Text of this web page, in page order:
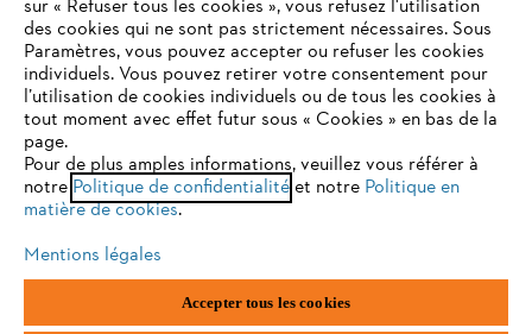
Politique de protection des données
Mentions légales Utilisation des cookies
Informations juridiques
ANDREAS STIHL NV, Veurtstraat 117, 2870 Puurs-Sint-Amands,
België/Belgique
VAT Number: BE 0427.714.768
N'EST PLUS PRIS EN CHARGE
Vous utilisez un navigateur Internet que nous ne prenons plus
en charge, et certaines fonctionnalités de notre site ne
peuvent fonctionner correctement. Pour une utilisation
optimale de notre site, nous vous recommandons de passer à
l'un des navigateurs suivants :
firefox chrome
sur « Refuser tous les cookies », vous refusez l'utilisation
des cookies qui ne sont pas strictement nécessaires. Sous
Paramètres, vous pouvez accepter ou refuser les cookies
individuels. Vous pouvez retirer votre consentement pour
l’utilisation de cookies individuels ou de tous les cookies à
tout moment avec effet futur sous « Cookies » en bas de la
page.
Pour de plus amples informations, veuillez vous référer à
notre Politique de confidentialitéet notre Politique en
matière de cookies.
Mentions légales
Accepter tous les cookies